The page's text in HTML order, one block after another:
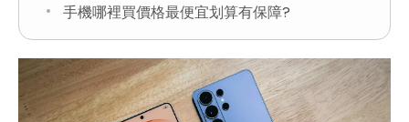
手機哪裡買價格最便宜划算有保障?